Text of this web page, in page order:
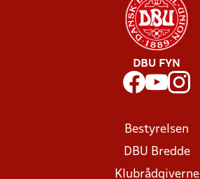
DBU FYN
Bestyrelsen
DBU Bredde
Klubrådgiverne